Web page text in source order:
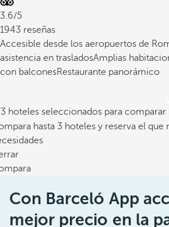
3.6/5
1943 reseñas
Accesible desde los aeropuertos de
asistencia en trasladosAmplias
con balconesRestaurante panorámico
hoteles seleccionados para comparar
hasta 3 hoteles y reserva el que
Con Barceló App
mejor precio en la